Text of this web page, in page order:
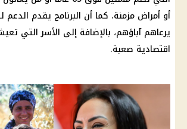
أو أمراض مزمنة. كما أن البرنامج يقدم الدعم
يرعاهم آباؤهم، بالإضافة إلى الأسر التي
اقتصادية صعبة.